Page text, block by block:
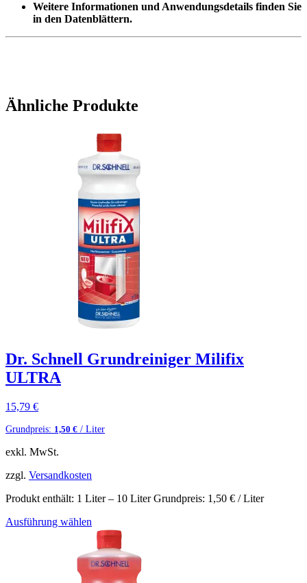
Weitere Informationen und Anwendungsdetails finden Sie
in den Datenblättern.
Ähnliche Produkte
Dr. Schnell Grundreiniger Milifix
ULTRA
15,79 €
Grundpreis: 1,50 € / Liter
exkl. MwSt.
zzgl. Versandkosten
Produkt enthält: 1 Liter– 10 LiterGrundpreis: 1,50 € / Liter
Ausführung wählen